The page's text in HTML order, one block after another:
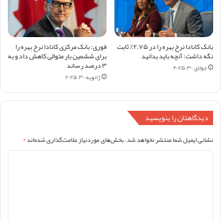
بانک کانادا نرخ بهره را در ۲.۷۵٪ ثابت
نگه داشت: آنچه باید بدانید
جولای ۳۰, ۲۰۲۵
فوری: بانک مرکزی کانادا نرخ بهره را
برای ششمین بار متوالی کاهش داد و به
۳ درصد رساند
ژانویه ۳۰, ۲۰۲۵
دیدگاهتان را بنویسید
نشانی ایمیل شما منتشر نخواهد شد.بخش‌های موردنیاز علامت‌گذاری شده‌اند*